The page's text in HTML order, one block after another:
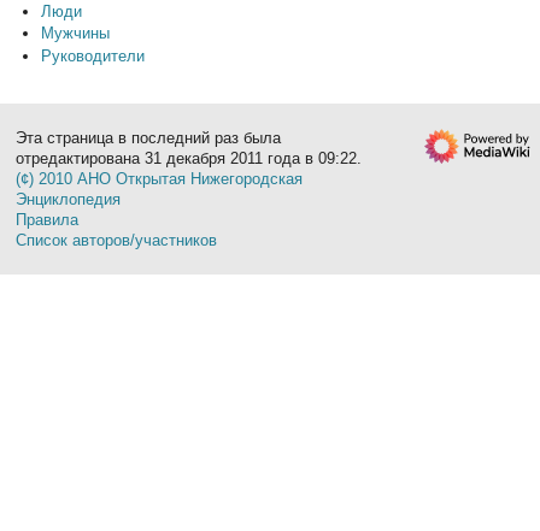
Люди
Мужчины
Руководители
Эта страница в последний раз была
отредактирована 31 декабря 2011 года в 09:22.
(¢) 2010 АНО Открытая Нижегородская
Энциклопедия
Правила
Список авторов/участников